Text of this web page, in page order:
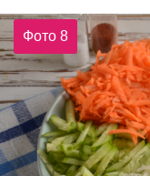
Фото 8